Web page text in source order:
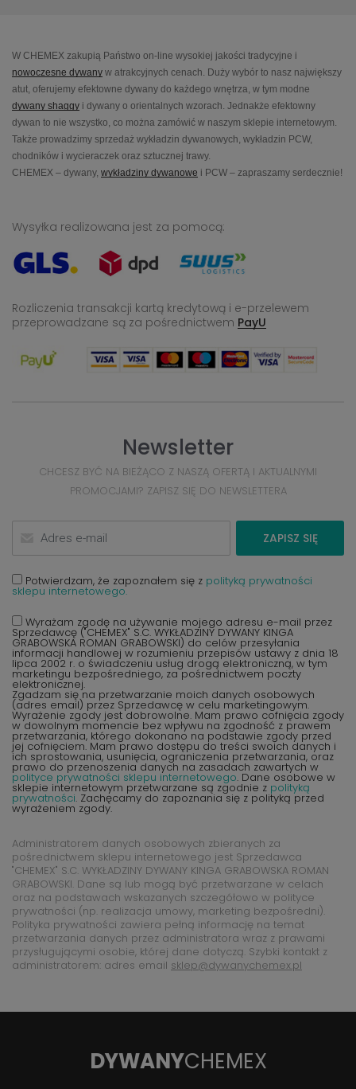
W CHEMEX zakupią Państwo on-line wysokiej jakości tradycyjne i
nowoczesne dywany w atrakcyjnych cenach. Duży wybór to nasz największy
atut, oferujemy efektowne dywany do każdego wnętrza, w tym modne
dywany shaggy i dywany o orientalnych wzorach. Jednakże efektowny
dywan to nie wszystko, co można zamówić w naszym sklepie internetowym.
Także prowadzimy sprzedaż wykładzin dywanowych, wykładzin PCW,
chodników i wycieraczek oraz sztucznej trawy.
CHEMEX – dywany, wykładziny dywanowe i PCW – zapraszamy serdecznie!
Wysyłka realizowana jest za pomocą:
Rozliczenia transakcji kartą kredytową i e-przelewem
przeprowadzane są za pośrednictwem PayU
Newsletter
CHCESZ BYĆ NA BIEŻĄCO Z NASZĄ OFERTĄ I AKTUALNYMI
PROMOCJAMI? ZAPISZ SIĘ DO NEWSLETTERA
ZAPISZ SIĘ
Potwierdzam, że zapoznałem się z polityką prywatności
sklepu internetowego.
Wyrażam zgodę na używanie mojego adresu e-mail przez
Sprzedawcę ("CHEMEX" S.C. WYKŁADZINY DYWANY KINGA
GRABOWSKA ROMAN GRABOWSKI) do celów przesyłania
informacji handlowej w rozumieniu przepisów ustawy z dnia 18
lipca 2002 r. o świadczeniu usług drogą elektroniczną, w tym
marketingu bezpośredniego, za pośrednictwem poczty
elektronicznej.
Zgadzam się na przetwarzanie moich danych osobowych
(adres email) przez Sprzedawcę w celu marketingowym.
Wyrażenie zgody jest dobrowolne. Mam prawo cofnięcia zgody
w dowolnym momencie bez wpływu na zgodność z prawem
przetwarzania, którego dokonano na podstawie zgody przed
jej cofnięciem. Mam prawo dostępu do treści swoich danych i
ich sprostowania, usunięcia, ograniczenia przetwarzania, oraz
prawo do przenoszenia danych na zasadach zawartych w
polityce prywatności sklepu internetowego. Dane osobowe w
sklepie internetowym przetwarzane są zgodnie z polityką
prywatności. Zachęcamy do zapoznania się z polityką przed
wyrażeniem zgody.
Administratorem danych osobowych zbieranych za
pośrednictwem sklepu internetowego jest Sprzedawca
"CHEMEX" S.C. WYKŁADZINY DYWANY KINGA GRABOWSKA ROMAN
GRABOWSKI. Dane są lub mogą być przetwarzane w celach
oraz na podstawach wskazanych szczegółowo w polityce
prywatności (np. realizacja umowy, marketing bezpośredni).
Polityka prywatności zawiera pełną informację na temat
przetwarzania danych przez administratora wraz z prawami
przysługującymi osobie, której dane dotyczą. Szybki kontakt z
administratorem: adres email sklep@dywanychemex.pl
DYWANYCHEMEX